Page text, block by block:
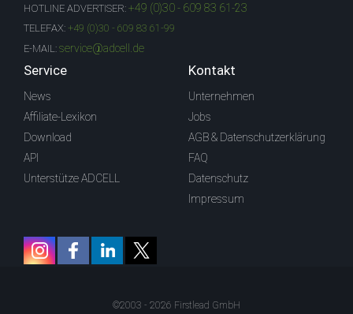
HOTLINE ADVERTISER: +49 (0)30 - 609 83 61-23
TELEFAX: +49 (0)30 - 609 83 61-99
E-MAIL: service@adcell.de
Service
News
Affiliate-Lexikon
Download
API
Unterstütze ADCELL
Kontakt
Unternehmen
Jobs
AGB & Datenschutzerklärung
FAQ
Datenschutz
Impressum
©2003 - 2026 Firstlead GmbH